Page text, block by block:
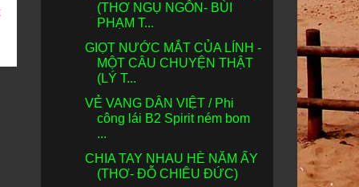
(THƠ NGỤ NGÔN- BÙI
PHẠM T...
GIỌT NƯỚC MẮT CỦA LÍNH -
MỘT CÂU CHUYỆN THẬT
(LÝ T...
VẺ VANG DÂN VIỆT / Phi
công lái B2 Spirit ném bom
...
CHIA TAY NHAU HÈ NĂM ẤY
(THƠ- ĐỖ CHIÊU ĐỨC)